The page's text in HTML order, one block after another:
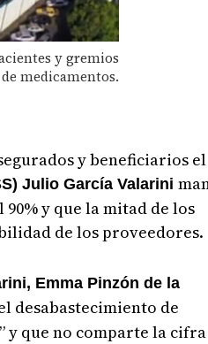
y gremios
medicamentos.
y beneficiarios el
Julio García Valarini
y que la mitad de los
de los proveedores.
Emma Pinzón de la
desabastecimiento de
y que no comparte la